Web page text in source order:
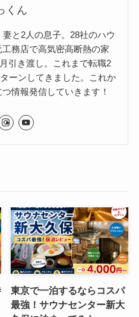
くん
と2人の息子。28社のハウ
務店で高気密高断熱の家
引き渡し。これまで転職2
ーンしてきました。これか
情報発信していきます！
東京で一泊するならコスパ
最強！サウナセンター新大